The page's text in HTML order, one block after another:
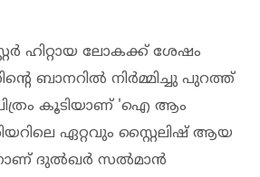
ഹിറ്റായ ലോകക്ക് ശേഷം
ബാനറില്‍ നിര്‍മ്മിച്ചു പുറത്ത്
കൂടിയാണ് 'ഐ ആം
ഏറ്റവും സ്റ്റൈലിഷ് ആയ
ദുല്‍ഖര്‍ സല്‍മാന്‍